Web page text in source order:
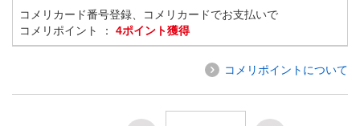
コメリカード番号登録、コメリカードでお支払いで
コメリポイント ： 4ポイント獲得
コメリポイントについて